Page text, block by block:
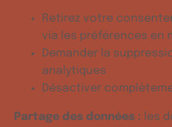
Retirez votre
via les préférences en
Demander la
analytiques
Désactiver
Partage des données : les